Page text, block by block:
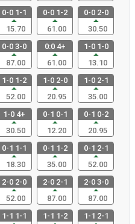
0-0 1-1
15.70
0-0 1-2
61.00
0-0 2-0
30.50
0-0 3-0
87.00
0:0 4+
61.00
1-0 1-0
13.10
1-0 1-2
52.00
1-0 2-0
20.95
1-0 2-1
35.00
1-0 4+
30.50
0-1 0-1
12.20
0-1 0-2
20.95
0-1 1-1
18.30
0-1 1-2
35.00
0-1 2-1
52.00
2-0 2-0
52.00
2-0 2-1
87.00
2-0 3-0
87.00
1-1 1-1
1-1 1-2
1-1 2-1